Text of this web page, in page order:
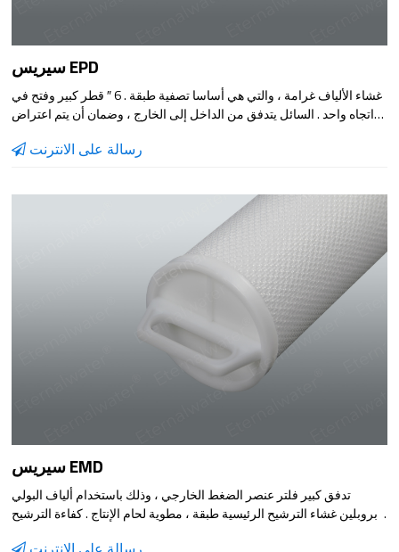
سيريس EPD
غشاء الألياف غرامة ، والتي هي أساسا تصفية طبقة . 6 ″ قطر كبير وفتح في
اتجاه واحد . السائل يتدفق من الداخل إلى الخارج ، وضمان أن يتم اعتراض
التلوث ، تدفق كبير . فائدة نموذج يمكن أن ينقذ كثيرا من تكلفة الاستثمار في
رسالة على الانترنت
سيريس EMD
تدفق كبير فلتر عنصر الضغط الخارجي ، وذلك باستخدام ألياف البولي
بروبلين غشاء الترشيح الرئيسية طبقة ، مطوية لحام الإنتاج . كفاءة الترشيح